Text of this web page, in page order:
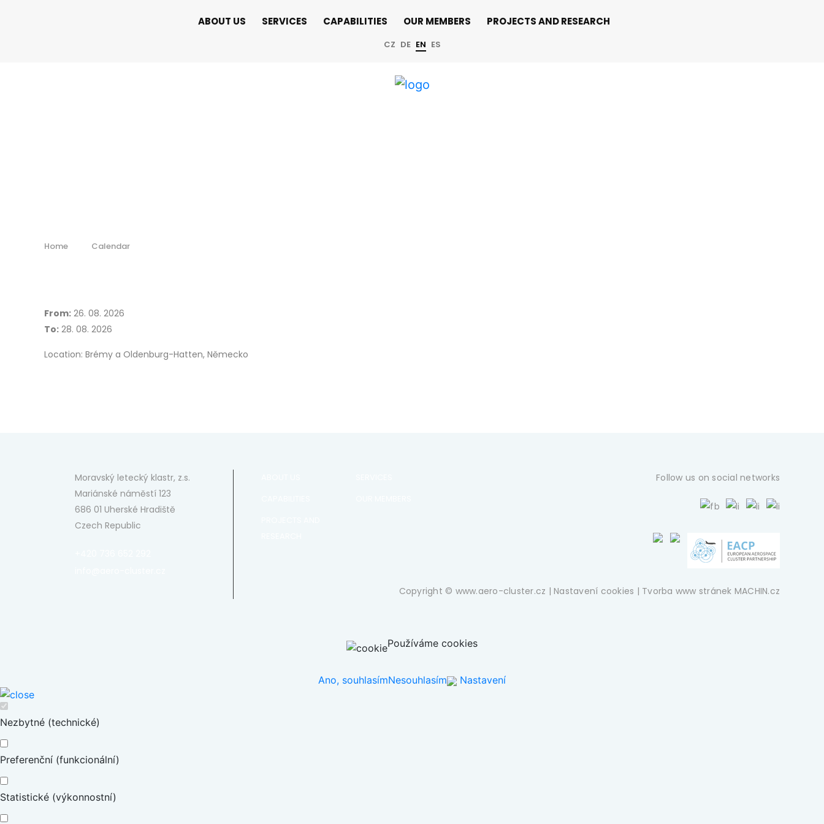
ABOUT US SERVICES CAPABILITIES OUR MEMBERS PROJECTS AND RESEARCH
CZ DE EN ES
Home Calendar
From: 26. 08. 2026
To: 28. 08. 2026
Location: Brémy a Oldenburg-Hatten, Německo
Moravský letecký klastr, z.s.
Mariánské náměstí 123
686 01 Uherské Hradiště
Czech Republic
Follow us on social networks
Copyright © www.aero-cluster.cz | Nastavení cookies | Tvorba www stránek MACHIN.cz
Používáme cookies
Ano, souhlasímNesouhlasím Nastavení
Nezbytné (technické)
Preferenční (funkcionální)
Statistické (výkonnostní)